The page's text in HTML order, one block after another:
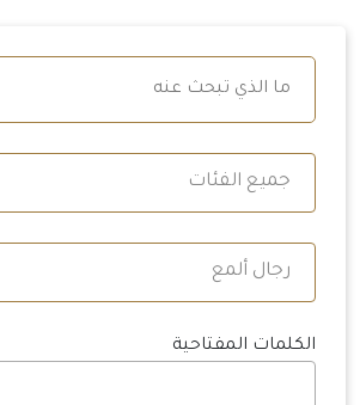
جميع الفئات
رجال ألمع
الكلمات المفتاحية